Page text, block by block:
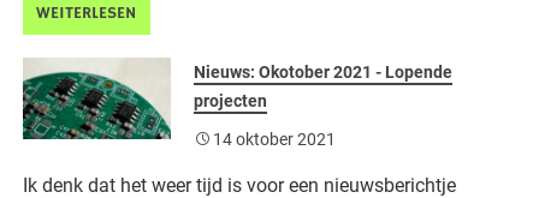
WEITERLESEN
Nieuws: Okotober 2021 - Lopende
projecten
14 oktober 2021
Ik denk dat het weer tijd is voor een nieuwsberichtje